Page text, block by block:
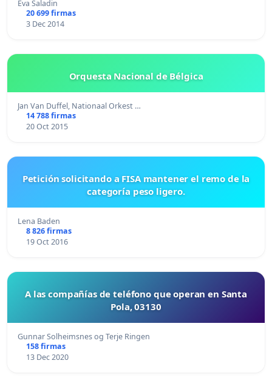
Eva Saladin
20 699 firmas
3 Dec 2014
Orquesta Nacional de Bélgica
Jan Van Duffel, Nationaal Orkest …
14 788 firmas
20 Oct 2015
Petición solicitando a FISA mantener el remo de la
categoría peso ligero.
Lena Baden
8 826 firmas
19 Oct 2016
A las compañías de teléfono que operan en Santa
Pola, 03130
Gunnar Solheimsnes og Terje Ringen
158 firmas
13 Dec 2020